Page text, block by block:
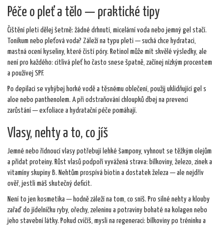
Péče o pleť a tělo — praktické tipy
Čištění pleti dělej šetrně: žádné drhnutí, micelární voda nebo jemný gel stačí.
Tonikum nebo pleťová voda? Záleží na typu pleti — suchá chce hydrataci,
mastná ocení kyseliny, které čistí póry. Retinol může mít skvělé výsledky, ale
není pro každého: citlivá pleť ho často snese špatně, začínej nízkým procentem
a používej SPF.
Po depilaci se vyhýbej horké vodě a těsnému oblečení, použij uklidňující gel s
aloe nebo panthenolem. A při odstraňování chloupků dbej na prevenci
zarůstání — exfoliace a hydratační péče pomáhají.
Vlasy, nehty a to, co jíš
Jemné nebo řídnoucí vlasy potřebují lehké šampony, vyhnout se těžkým olejům
a přidat proteiny. Růst vlasů podpoří vyvážená strava: bílkoviny, železo, zinek a
vitamíny skupiny B. Nehtům prospívá biotin a dostatek železa — ale nejdřív
ověř, jestli máš skutečný deficit.
Není to jen kosmetika — hodně záleží na tom, co sníš. Pro silné nehty a klouby
zařaď do jídelníčku ryby, ořechy, zeleninu a potraviny bohaté na kolagen nebo
jeho stavební látky. Pokud cvičíš, mysli na regeneraci: bílkoviny po tréninku a